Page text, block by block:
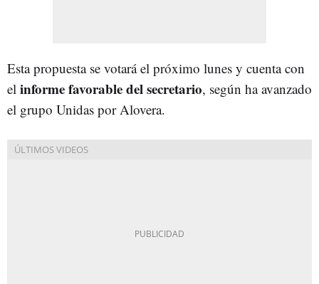
Esta propuesta se votará el próximo lunes y cuenta con
el informe favorable del secretario, según ha avanzado
el grupo Unidas por Alovera.